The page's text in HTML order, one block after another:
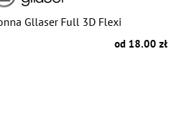
Gllaser Full 3D Flexi
od 18.00 zł